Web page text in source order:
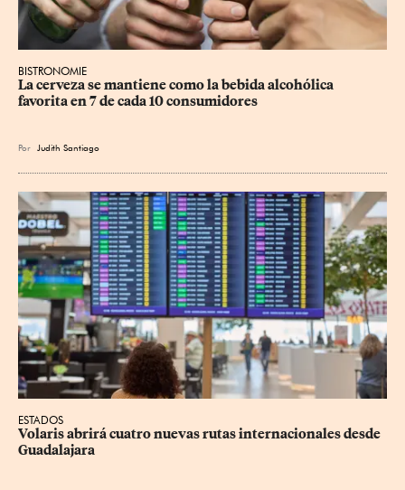
BISTRONOMIE
La cerveza se mantiene como la bebida alcohólica
favorita en 7 de cada 10 consumidores
Por Judith Santiago
ESTADOS
Volaris abrirá cuatro nuevas rutas internacionales desde
Guadalajara